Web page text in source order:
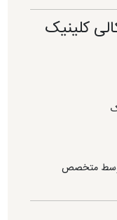
کلینیک
متخصص